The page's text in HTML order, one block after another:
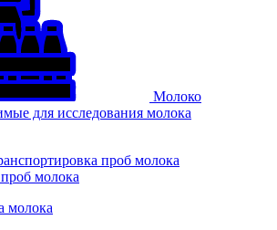
Молоко
для исследования молока
проб молока
молока
молока